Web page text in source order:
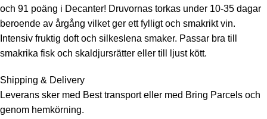
och 91 poäng i Decanter! Druvornas torkas under 10-35 dagar
beroende av årgång vilket ger ett fylligt och smakrikt vin.
Intensiv fruktig doft och silkeslena smaker. Passar bra till
smakrika fisk och skaldjursrätter eller till ljust kött.
Shipping & Delivery
Leverans sker med Best transport eller med Bring Parcels och
genom hemkörning.